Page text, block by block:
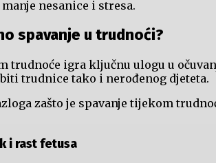
nesanice i stresa.
spavanje u trudnoći?
trudnoće igra ključnu ulogu u
trudnice tako i nerođenog djeteta.
zašto je spavanje tijekom
i rast fetusa